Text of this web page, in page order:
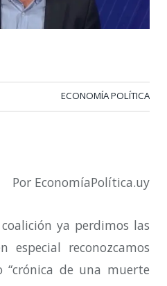
ECONOMÍA POLÍTICA
Por EconomíaPolítica.uy
ya perdimos las
especial reconozcamos
“crónica de una muerte